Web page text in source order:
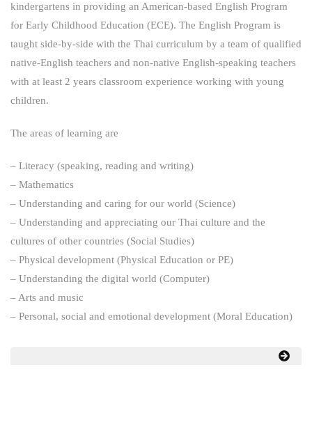
kindergartens in providing an American-based English Program
for Early Childhood Education (ECE). The English Program is
taught side-by-side with the Thai curriculum by a team of qualified
native-English teachers and non-native English-speaking teachers
with at least 2 years classroom experience working with young
children.
The areas of learning are
– Literacy (speaking, reading and writing)
– Mathematics
– Understanding and caring for our world (Science)
– Understanding and appreciating our Thai culture and the
cultures of other countries (Social Studies)
– Physical development (Physical Education or PE)
– Understanding the digital world (Computer)
– Arts and music
– Personal, social and emotional development (Moral Education)